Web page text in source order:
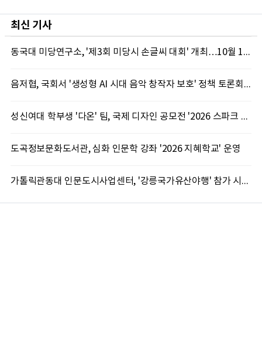
최신 기사
동국대 미당연구소, '제3회 미당시 손글씨 대회' 개최…10월 12일까지 접수
음저협, 국회서 '생성형 AI 시대 음악 창작자 보호' 정책 토론회 10일 개최
성신여대 학부생 '다온' 팀, 국제 디자인 공모전 '2026 스파크 어워드' 동상 수상
도곡정보문화도서관, 심화 인문학 강좌 '2026 지혜학교' 운영
가톨릭관동대 인문도시사업센터, '강릉국가유산야행' 참가 시민 15명 모집